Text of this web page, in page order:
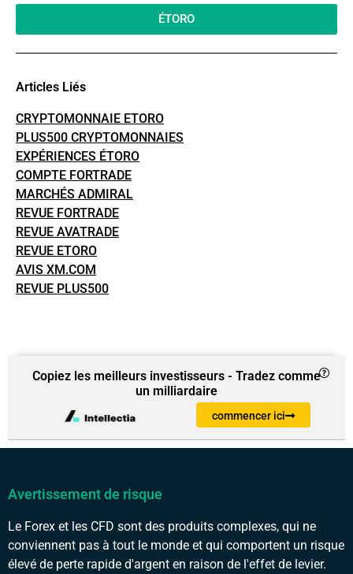
ÉTORO
Articles Liés
CRYPTOMONNAIE ETORO
PLUS500 CRYPTOMONNAIES
EXPÉRIENCES ÉTORO
COMPTE FORTRADE
MARCHÉS ADMIRAL
REVUE FORTRADE
REVUE AVATRADE
REVUE ETORO
AVIS XM.COM
REVUE PLUS500
Copiez les meilleurs investisseurs - Tradez comme
un milliardaire
commencer ici
Avertissement de risque
Le Forex et les CFD sont des produits complexes, qui ne
conviennent pas à tout le monde et qui comportent un risque
élevé de perte rapide d'argent en raison de l'effet de levier.